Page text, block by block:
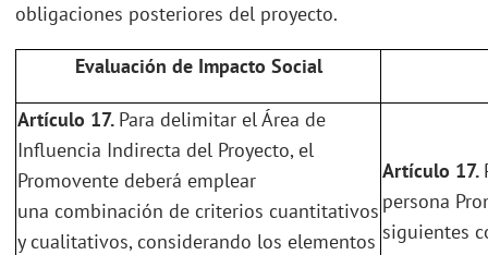
obligaciones posteriores del proyecto.
Evaluación de Impacto Social
Artículo 17. Para delimitar el Área de
Influencia Indirecta del Proyecto, el
Promovente deberá emplear
una combinación de criterios cuantitativos
y cualitativos, considerando los elementos
Artículo 17.
persona
siguientes